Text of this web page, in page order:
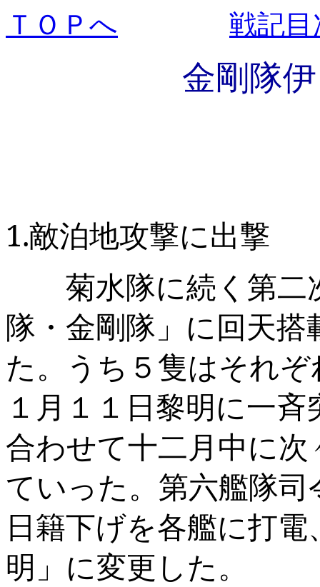
ＴＯＰへ 戦記
金剛隊
1.敵泊地攻撃に出撃
菊水隊に続く第二
隊・金剛隊」に回天
た。うち５隻はそれ
１月１１日黎明に一
合わせて十二月中に
ていった。第六艦隊
日籍下げを各艦に打
明」に変更した。